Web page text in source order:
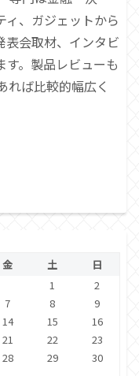
ィ、ガジェットから
表会取材、インタビ
。製品レビューも
れば比較的幅広く
金 土
日
1
2
7 8
9
14 15
16
21 22
23
28 29
30